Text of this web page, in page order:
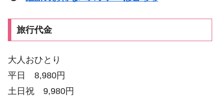
旅行代金
大人おひとり
平日 8,980円
土日祝 9,980円